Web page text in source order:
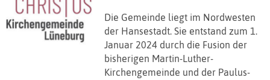
Die Gemeinde liegt im Nordwesten
der Hansestadt. Sie entstand zum 1.
Januar 2024 durch die Fusion der
bisherigen Martin-Luther-
Kirchengemeinde und der Paulus-